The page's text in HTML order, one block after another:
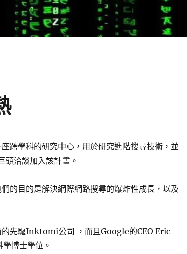
跨學科的研究中心，用於研究進階搜尋技術，並
頭洽談加入該計畫。
的目的是解決網際網路搜尋的爆炸性成長，以及
的先驅Inktomi公司 ，而且Google的CEO Eric
博士學位。